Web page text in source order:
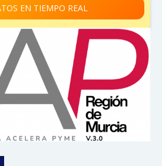
EN TIEMPO REAL